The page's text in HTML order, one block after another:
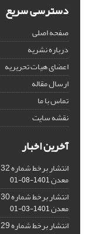
دسترسی سریع
صفحه اصلی
درباره نشریه
اعضای هیات تحریریه
ارسال مقاله
تماس با ما
نقشه سایت
آخرین اخبار
معدن1401-08-01
معدن1401-03-01